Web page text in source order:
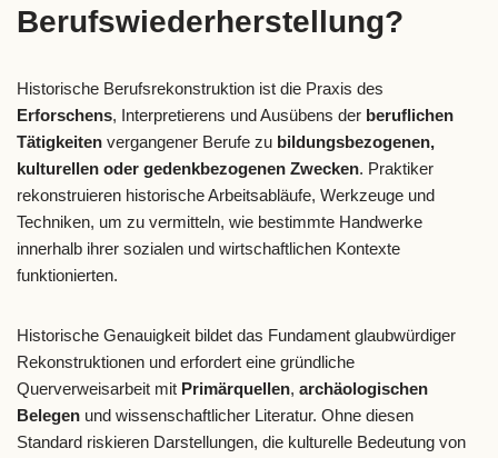
Berufswiederherstellung?
Historische Berufsrekonstruktion ist die Praxis des
Erforschens, Interpretierens und Ausübens der beruflichen
Tätigkeiten vergangener Berufe zu bildungsbezogenen,
kulturellen oder gedenkbezogenen Zwecken. Praktiker
rekonstruieren historische Arbeitsabläufe, Werkzeuge und
Techniken, um zu vermitteln, wie bestimmte Handwerke
innerhalb ihrer sozialen und wirtschaftlichen Kontexte
funktionierten.
Historische Genauigkeit bildet das Fundament glaubwürdiger
Rekonstruktionen und erfordert eine gründliche
Querverweisarbeit mit Primärquellen, archäologischen
Belegen und wissenschaftlicher Literatur. Ohne diesen
Standard riskieren Darstellungen, die kulturelle Bedeutung von